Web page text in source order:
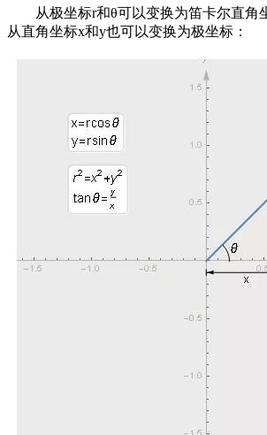
从极坐标r和θ可以变换为笛卡尔直角
从直角坐标x和y也可以变换为极坐标：